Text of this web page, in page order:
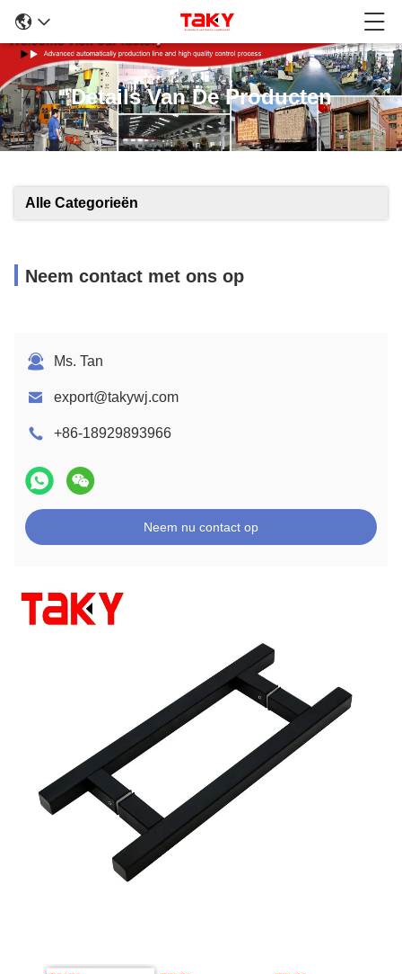
Details Van De Producten
Alle Categorieën
Neem contact met ons op
Ms. Tan
export@takywj.com
+86-18929893966
Neem nu contact op